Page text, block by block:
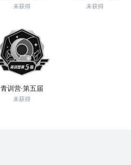
未获得 未获得
青训营·第五届
未获得